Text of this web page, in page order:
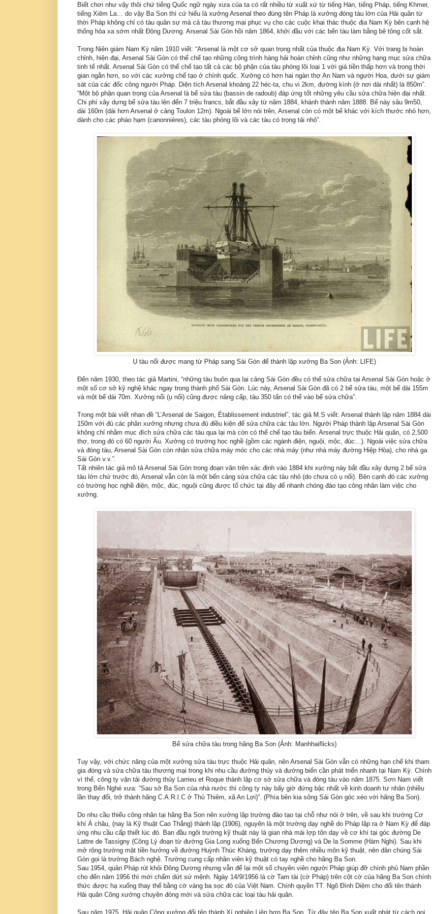
Biết chơi như vậy thôi chứ tiếng Quốc ngữ ngày xưa của ta có rất nhiều từ xuất xứ từ tiếng Hán, tiếng Pháp, tiếng Khmer,
tiếng Xiêm La… do vậy Ba Son thì cứ hiểu là xưởng Arsenal theo đúng tên Pháp là xưởng đóng tàu lớn của Hải quân từ
thời Pháp không chỉ có tàu quân sự mà cả tàu thương mại phục vụ cho các cuộc khai thác thuộc địa Nam Kỳ bên cạnh hệ
thống hỏa xa sớm nhất Ðông Dương. Arsenal Sài Gòn hồi năm 1864, khởi đầu với các bến tàu làm bằng bê tông cốt sắt.
Trong Niên giám Nam Kỳ năm 1910 viết: “Arsenal là một cơ sở quan trọng nhất của thuộc địa Nam Kỳ. Với trang bị hoàn
chỉnh, hiện đại, Arsenal Sài Gòn có thể chế tạo những công trình hàng hải hoàn chỉnh cũng như những hạng mục sửa chữa
tinh tế nhất. Arsenal Sài Gòn có thể chế tạo tất cả các bộ phận của tàu phóng lôi loại 1 với giá tiền thấp hơn và trong thời
gian ngắn hơn, so với các xưởng chế tạo ở chính quốc. Xưởng có hơn hai ngàn thợ An Nam và người Hoa, dưới sự giám
sát của các đốc công người Pháp. Diện tích Arsenal khoảng 22 héc-ta, chu vi 2km, đường kính (ở nơi dài nhất) là 850m”.
“Một bộ phận quan trọng của Arsenal là bể sửa tàu (bassin de radoub) đáp ứng tốt những yêu cầu sửa chữa hiện đại nhất.
Chi phí xây dựng bể sửa tàu lên đến 7 triệu francs, bắt đầu xây từ năm 1884, khánh thành năm 1888. Bể này sâu 9m50,
dài 160m (dài hơn Arsenal ở cảng Toulon 12m). Ngoài bể lớn nói trên, Arsenal còn có một bể khác với kích thước nhỏ hơn,
dành cho các pháo hạm (canonnières), các tàu phóng lôi và các tàu có trọng tải nhỏ”.
Ụ tàu nổi được mang từ Pháp sang Sài Gòn để thành lập xưởng Ba Son (Ảnh: LIFE)
Ðến năm 1930, theo tác giả Martini, “những tàu buôn qua lại cảng Sài Gòn đều có thể sửa chữa tại Arsenal Sài Gòn hoặc ở
một số cơ sở kỹ nghệ khác ngay trong thành phố Sài Gòn. Lúc này, Arsenal Sài Gòn đã có 2 bể sửa tàu, một bể dài 155m
và một bể dài 70m. Xưởng nổi (ụ nổi) cũng được nâng cấp, tàu 350 tấn có thể vào bể sửa chữa”.
Trong một bài viết nhan đề “L’Arsenal de Saigon, Établissement industriel”, tác giả M.S viết: Arsenal thành lập năm 1884 dài
150m với đủ các phân xưởng nhưng chưa đủ điều kiện để sửa chữa các tàu lớn. Người Pháp thành lập Arsenal Sài Gòn
không chỉ nhằm mục đích sửa chữa các tàu qua lại mà còn có thể chế tạo tàu biển. Arsenal trực thuộc Hải quân, có 2,500
thợ, trong đó có 60 người Âu. Xưởng có trường học nghề (gồm các ngành điện, nguội, mộc, đúc…). Ngoài việc sửa chữa
và đóng tàu, Arsenal Sài Gòn còn nhận sửa chữa máy móc cho các nhà máy (như nhà máy đường Hiệp Hòa), cho nhà ga
Sài Gòn v.v.”.
Tất nhiên tác giả mô tả Arsenal Sài Gòn trong đoạn văn trên xác định vào 1884 khi xưởng này bắt đầu xây dựng 2 bể sửa
tàu lớn chứ trước đó, Arsenal vẫn còn là một bến cảng sửa chữa các tàu nhỏ (do chưa có ụ nổi). Bên cạnh đó các xưởng
có trường học nghề điện, mộc, đúc, nguội cũng được tổ chức tại đây để nhanh chóng đào tạo công nhân làm việc cho
xưởng.
Bể sửa chữa tàu trong hãng Ba Son (Ảnh: Manhhaiflicks)
Tuy vậy, với chức năng của một xưởng sửa tàu trực thuộc Hải quân, nên Arsenal Sài Gòn vẫn có những hạn chế khi tham
gia đóng và sửa chữa tàu thương mại trong khi nhu cầu đường thủy và đường biển cần phát triển nhanh tại Nam Kỳ. Chính
vì thế, công ty vận tải đường thủy Larrieu et Roque thành lập cơ sở sửa chữa và đóng tàu vào năm 1875. Sơn Nam viết
trong Bến Nghé xưa: “Sau sở Ba Son của nhà nước thì công ty này bấy giờ đứng bậc nhất về kinh doanh tư nhân (nhiều
lần thay đổi, trở thành hãng C.A.R.I.C ở Thủ Thiêm, xã An Lợi)”. (Phía bên kia sông Sài Gòn góc xéo với hãng Ba Son).
Do nhu cầu thiếu công nhân tại hãng Ba Son nên xưởng lập trường đào tạo tại chỗ như nói ở trên, về sau khi trường Cơ
khí Á châu, (nay là Kỹ thuật Cao Thắng) thành lập (1906), nguyên là một trường dạy nghề do Pháp lập ra ở Nam Kỳ để đáp
ứng nhu cầu cấp thiết lúc đó. Ban đầu ngôi trường kỹ thuật này là gian nhà mái lợp tôn dạy về cơ khí tại góc đường De
Lattre de Tassigny (Công Lý đoạn từ đường Gia Long xuống Bến Chương Dương) và De la Somme (Hàm Nghi). Sau khi
mở rộng trường mặt tiền hướng về đường Huỳnh Thúc Kháng, trường dạy thêm nhiều môn kỹ thuật, nên dân chúng Sài
Gòn gọi là trường Bách nghệ. Trường cung cấp nhân viên kỹ thuật có tay nghề cho hãng Ba Son.
Sau 1954, quân Pháp rút khỏi Ðông Dương nhưng vẫn để lại một số chuyên viên người Pháp giúp đỡ chính phủ Nam phần
cho đến năm 1956 thì mới chấm dứt sứ mệnh. Ngày 14/9/1956 lá cờ Tam tài (cờ Pháp) trên cột cờ của hãng Ba Son chính
thức được hạ xuống thay thế bằng cờ vàng ba sọc đỏ của Việt Nam. Chính quyền TT. Ngô Ðình Diệm cho đổi tên thành
Hải quân Công xưởng chuyên đóng mới và sửa chữa các loại tàu hải quân.
Sau năm 1975, Hải quân Công xưởng đổi tên thành Xí nghiệp Liên hợp Ba Son. Từ đây tên Ba Son xuất phát từ cách gọi